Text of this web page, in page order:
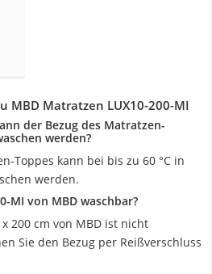
MBD Matratzen LUX10-200-MI
der Bezug des Matratzen-
werden?
Toppes kann bei bis zu 60 °C in
werden.
MI von MBD waschbar?
200 cm von MBD ist nicht
Sie den Bezug per Reißverschluss